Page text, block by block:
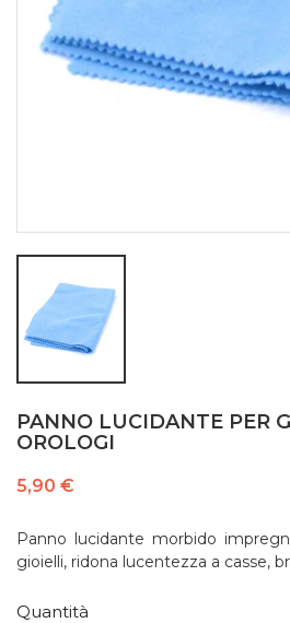
PANNO LUCIDANTE PER
OROLOGI
5,90 €
Panno lucidante morbido
gioielli, ridona lucentezza a casse,
Quantità